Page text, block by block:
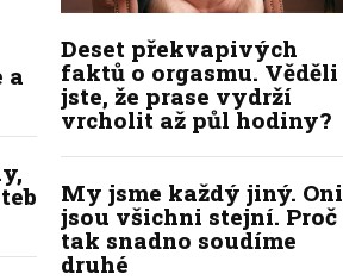
a
Deset překvapivých
faktů o orgasmu. Věděli
jste, že prase vydrží
vrcholit až půl hodiny?
My jsme každý jiný. Oni
jsou všichni stejní. Proč
tak snadno soudíme
druhé